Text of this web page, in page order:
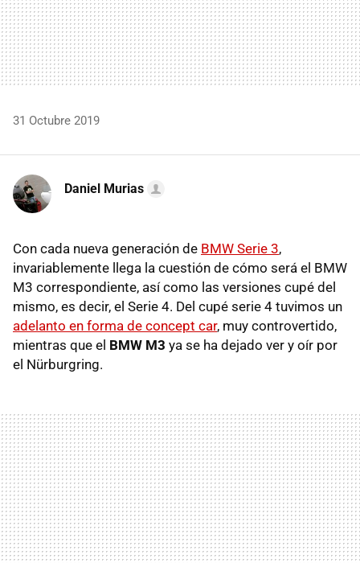
31 Octubre 2019
Daniel Murias
Con cada nueva generación de BMW Serie 3,
invariablemente llega la cuestión de cómo será el BMW
M3 correspondiente, así como las versiones cupé del
mismo, es decir, el Serie 4. Del cupé serie 4 tuvimos un
adelanto en forma de concept car, muy controvertido,
mientras que el BMW M3 ya se ha dejado ver y oír por
el Nürburgring.